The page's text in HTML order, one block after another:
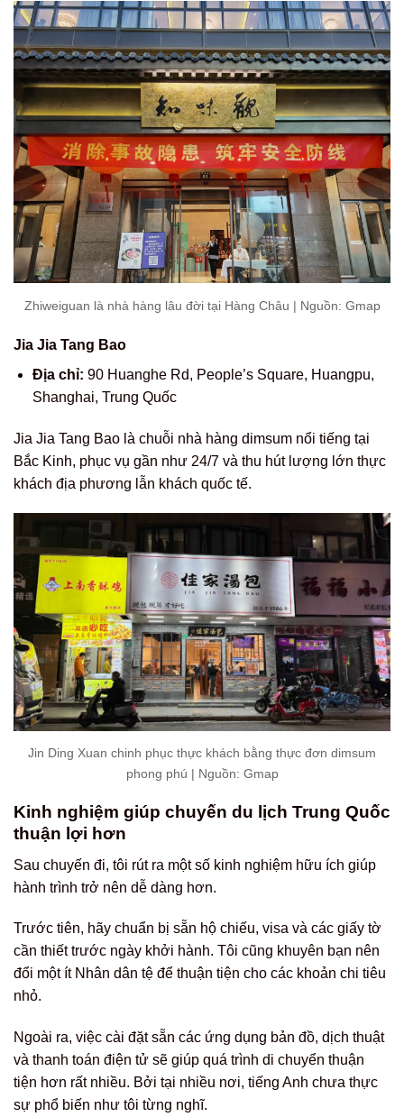
Zhiweiguan là nhà hàng lâu đời tại Hàng Châu | Nguồn: Gmap
Jia Jia Tang Bao
Địa chỉ: 90 Huanghe Rd, People’s Square, Huangpu,
Shanghai, Trung Quốc
Jia Jia Tang Bao là chuỗi nhà hàng dimsum nổi tiếng tại
Bắc Kinh, phục vụ gần như 24/7 và thu hút lượng lớn thực
khách địa phương lẫn khách quốc tế.
Jin Ding Xuan chinh phục thực khách bằng thực đơn dimsum
phong phú | Nguồn: Gmap
Kinh nghiệm giúp chuyến du lịch Trung Quốc
thuận lợi hơn
Sau chuyến đi, tôi rút ra một số kinh nghiệm hữu ích giúp
hành trình trở nên dễ dàng hơn.
Trước tiên, hãy chuẩn bị sẵn hộ chiếu, visa và các giấy tờ
cần thiết trước ngày khởi hành. Tôi cũng khuyên bạn nên
đổi một ít Nhân dân tệ để thuận tiện cho các khoản chi tiêu
nhỏ.
Ngoài ra, việc cài đặt sẵn các ứng dụng bản đồ, dịch thuật
và thanh toán điện tử sẽ giúp quá trình di chuyển thuận
tiện hơn rất nhiều. Bởi tại nhiều nơi, tiếng Anh chưa thực
sự phổ biến như tôi từng nghĩ.